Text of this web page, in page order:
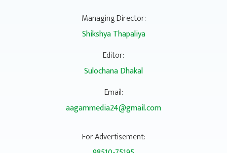
Managing Director:
Shikshya Thapaliya
Editor:
Sulochana Dhakal
Email:
aagammedia24@gmail.com
For Advertisement: